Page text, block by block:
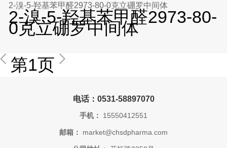
2-溴-5-羟基苯甲醛2973-80-0克立硼罗中间体
2-溴-5-羟基苯甲醛2973-80-
0克立硼罗中间体
第1页
电话：0531-58897070
手机： 15550412551
邮箱： market@chsdpharma.com